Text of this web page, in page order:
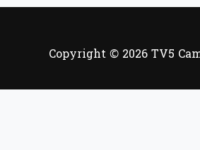
Copyright © 2026 TV5